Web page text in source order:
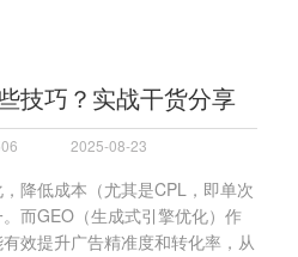
技巧？实战干货分享
2025-08-23
降低成本（尤其是CPL，即单次
而GEO（生成式引擎优化）作
效提升广告精准度和转化率，从